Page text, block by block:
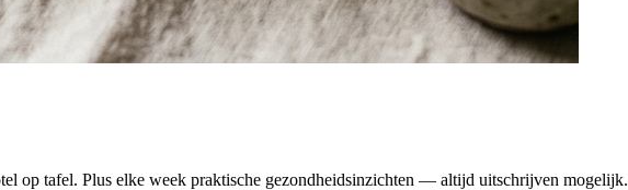
op tafel. Plus elke week praktische gezondheidsinzichten — altijd uitschrijven mogelijk.